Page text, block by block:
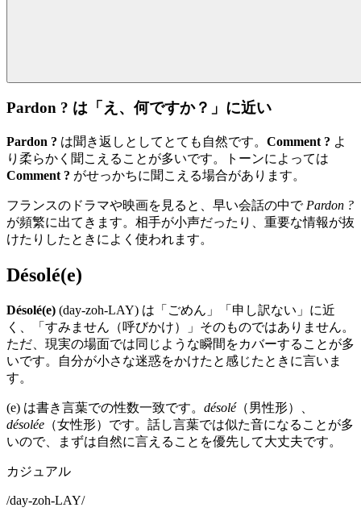
Pardon ? は「え、何ですか？」に近い
Pardon ? は聞き返しとしてとても自然です。 Comment ? よ
り柔らかく聞こえることが多いです。トーンによっては
Comment ? がせっかちに聞こえる場合があります。
フランスのドラマや映画を見ると、早い会話の中で Pardon ?
が頻繁に出てきます。相手が小声だったり、重要な情報が抜
けたりしたときによく使われます。
Désolé(e)
Désolé(e) (day-zoh-LAY) は「ごめん」「申し訳ない」に近
く、「すみません（呼びかけ）」そのものではありません。
ただ、現実の場面では同じような瞬間をカバーすることが多
いです。自分が小さな迷惑をかけたと感じたときに言いま
す。
(e) は書き言葉での性数一致です。 désolé（男性形）、
désolée （女性形）です。話し言葉では似た音になることが多
いので、まずは自然に言えることを優先して大丈夫です。
カジュアル
/day-zoh-LAY/